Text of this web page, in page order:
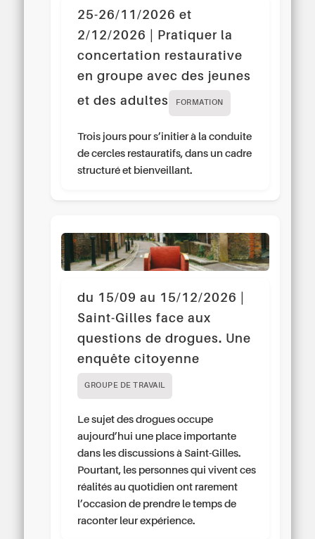
25-26/11/2026 et
2/12/2026 | Pratiquer la
concertation restaurative
en groupe avec des jeunes
et des adultes
FORMATION
Trois jours pour s’initier à la conduite
de cercles restauratifs, dans un cadre
structuré et bienveillant.
du 15/09 au 15/12/2026 |
Saint-Gilles face aux
questions de drogues. Une
enquête citoyenne
GROUPE DE TRAVAIL
Le sujet des drogues occupe
aujourd’hui une place importante
dans les discussions à Saint-Gilles.
Pourtant, les personnes qui vivent ces
réalités au quotidien ont rarement
l’occasion de prendre le temps de
raconter leur expérience.